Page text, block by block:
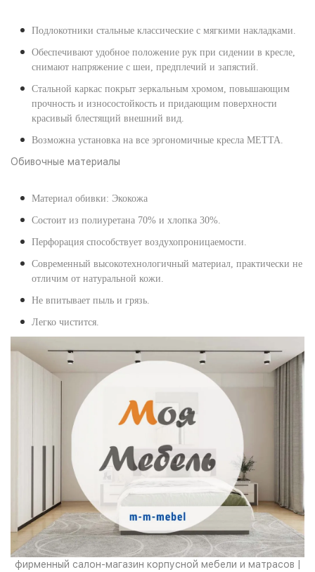
Подлокотники стальные классические с мягкими накладками.
Обеспечивают удобное положение рук при сидении в кресле,
снимают напряжение с шеи, предплечий и запястий.
Стальной каркас покрыт зеркальным хромом, повышающим
прочность и износостойкость и придающим поверхности
красивый блестящий внешний вид.
Возможна установка на все эргономичные кресла МЕТТА.
Обивочные материалы
Материал обивки: Экокожа
Состоит из полиуретана 70% и хлопка 30%.
Перфорация способствует воздухопроницаемости.
Современный высокотехнологичный материал, практически не
отличим от натуральной кожи.
Не впитывает пыль и грязь.
Легко чистится.
фирменный салон-магазин корпусной мебели и матрасов |